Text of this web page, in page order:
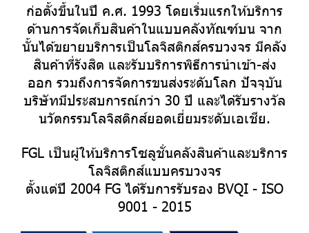
ก่อตั้งขึ้นในปี ค.ศ. 1993 โดยเริ่มแรกให้บริการ
ด้านการจัดเก็บสินค้าในแบบคลังทัณฑ์บน จาก
นั้นได้ขยายบริการเป็นโลจิสติกส์ครบวงจร มีคลัง
สินค้าที่รังสิต และรับบริการพิธีการนำเข้า-ส่ง
ออก รวมถึงการจัดการขนส่งระดับโลก ปัจจุบัน
บริษัทมีประสบการณ์กว่า 30 ปี และได้รับรางวัล
นวัตกรรมโลจิสติกส์ยอดเยี่ยมระดับเอเชีย.
FGL เป็นผู้ให้บริการโซลูชั่นคลังสินค้าและบริการ
โลจิสติกส์แบบครบวงจร
ตั้งแต่ปี 2004 FG ได้รับการรับรอง BVQI - ISO
9001 - 2015